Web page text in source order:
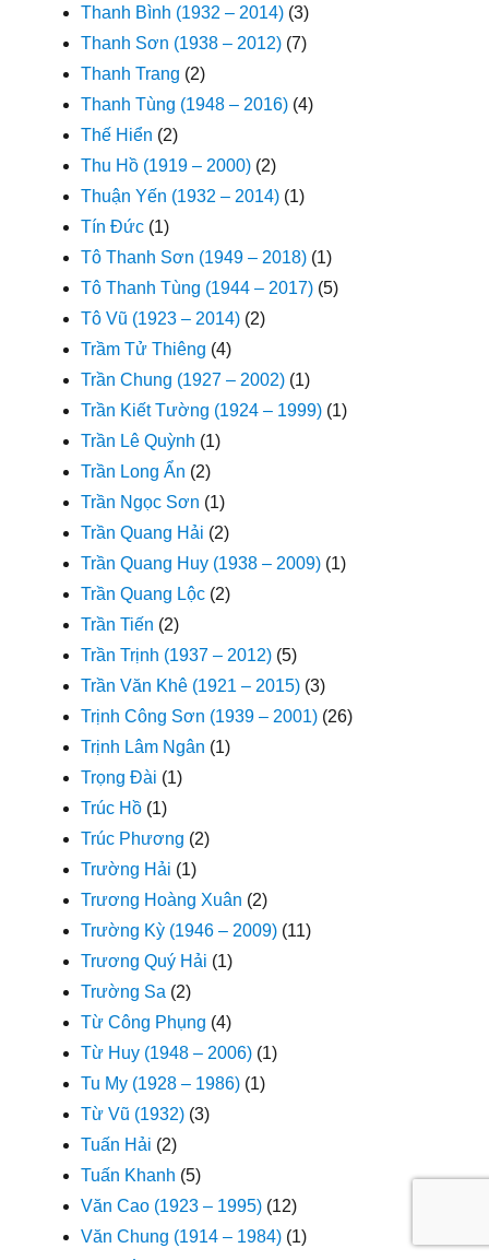
Thanh Bình (1932 – 2014) (3)
Thanh Sơn (1938 – 2012) (7)
Thanh Trang (2)
Thanh Tùng (1948 – 2016) (4)
Thế Hiển (2)
Thu Hồ (1919 – 2000) (2)
Thuận Yến (1932 – 2014) (1)
Tín Đức (1)
Tô Thanh Sơn (1949 – 2018) (1)
Tô Thanh Tùng (1944 – 2017) (5)
Tô Vũ (1923 – 2014) (2)
Trầm Tử Thiêng (4)
Trần Chung (1927 – 2002) (1)
Trần Kiết Tường (1924 – 1999) (1)
Trần Lê Quỳnh (1)
Trần Long Ẩn (2)
Trần Ngọc Sơn (1)
Trần Quang Hải (2)
Trần Quang Huy (1938 – 2009) (1)
Trần Quang Lộc (2)
Trần Tiến (2)
Trần Trịnh (1937 – 2012) (5)
Trần Văn Khê (1921 – 2015) (3)
Trịnh Công Sơn (1939 – 2001) (26)
Trịnh Lâm Ngân (1)
Trọng Đài (1)
Trúc Hồ (1)
Trúc Phương (2)
Trường Hải (1)
Trương Hoàng Xuân (2)
Trường Kỳ (1946 – 2009) (11)
Trương Quý Hải (1)
Trường Sa (2)
Từ Công Phụng (4)
Từ Huy (1948 – 2006) (1)
Tu My (1928 – 1986) (1)
Từ Vũ (1932) (3)
Tuấn Hải (2)
Tuấn Khanh (5)
Văn Cao (1923 – 1995) (12)
Văn Chung (1914 – 1984) (1)